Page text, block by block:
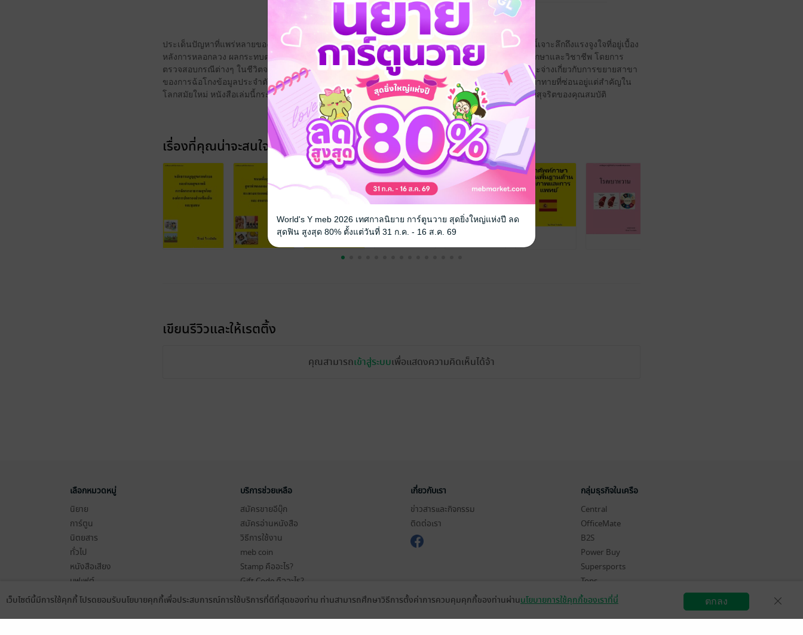
ประเด็นปัญหาที่แพร่หลายของข้อมูลรับรองทางวิชาการปลอมในสังคมปัจจุบันเป็นสิ่งที่สำคัญ หนังสือเล่มนี้เจาะลึกถึงแรงจูงใจที่อยู่เบื้อง
หลังการหลอกลวง ผลกระทบต่อบุคคลและสถาบัน และผลกระทบที่กว้างขึ้นต่อความไว้วางใจในด้านการศึกษาและวิชาชีพ โดยการ
ตรวจสอบกรณีต่างๆ ในชีวิตจริงและปัจจัยทางจิตวิทยา สังคม และเศรษฐกิจที่เกิดขึ้น ผู้เขียนได้ให้ความกระจ่างเกี่ยวกับการขยายสาขา
ของการฉ้อโกงข้อมูลประจำตัว ขณะเดียวกันก็เสนอกลยุทธ์เพื่อต่อสู้กับการแพร่ระบาดที่เพิ่มขึ้นเป็นความท้าทายที่ซ่อนอยู่แต่สำคัญใน
โลกสมัยใหม่ หนังสือเล่มนี้กระตุ้นให้เกิดความคิดการดำเนินการที่สุจริต โปร่งใสเกี่ยวกับเรื่องความซื่อสัตย์สุจริตของคุณสมบัติ
เรื่องที่คุณน่าจะสนใจ
เขียนรีวิวและให้เรตติ้ง
คุณสามารถเข้าสู่ระบบเพื่อแสดงความคิดเห็นได้จ้า
เลือกหมวดหมู่
นิยาย
การ์ตูน
นิตยสาร
ทั่วไป
หนังสือเสียง
บุฟเฟต์
บริการช่วยเหลือ
สมัครขายอีบุ๊ก
สมัครอ่านหนังสือ
วิธีการใช้งาน
meb coin
Stamp คืออะไร?
Gift Code คืออะไร?
เงื่อนไขในการใช้บริการ
เกี่ยวกับเรา
ข่าวสารและกิจกรรม
ติดต่อเรา
กลุ่มธุรกิจในเครือ
Central
OfficeMate
B2S
Power Buy
Supersports
Tops
Hytexts
สมัครขายอีบุ๊ก วิธีการใช้งาน
เว็บไซต์นี้มีการใช้คุกกี้ โปรดยอมรับนโยบายคุกกี้เพื่อประสบการณ์การใช้บริการที่ดีที่สุดของท่าน ท่านสามารถศึกษาวิธีการตั้งค่าการควบคุมคุกกี้ของท่านผ่านนโยบายการใช้คุกกี้ของเราที่นี่ ตกลง
World's Y meb 2026 เทศกาลนิยาย การ์ตูนวาย สุดยิ่งใหญ่แห่งปี ลด
สุดฟิน สูงสุด 80% ตั้งแต่วันที่ 31 ก.ค. - 16 ส.ค. 69